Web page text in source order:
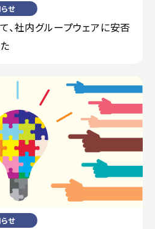
せ
、社内グループウェアに安否
せ